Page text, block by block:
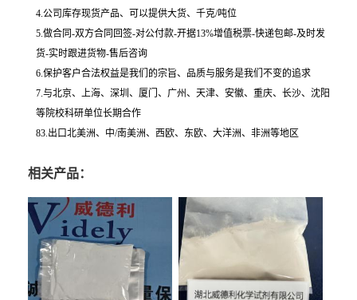
4.公司库存现货产品、可以提供大货、千克/吨位
5.做合同-双方合同回签-对公付款-开据13%增值税票-快递包邮-及时发
货-实时跟进货物-售后咨询
6.保护客户合法权益是我们的宗旨、品质与服务是我们不变的追求
7.与北京、上海、深圳、厦门、广州、天津、安徽、重庆、长沙、沈阳
等院校科研单位长期合作
83.出口北美洲、中/南美洲、西欧、东欧、大洋洲、非洲等地区
相关产品：